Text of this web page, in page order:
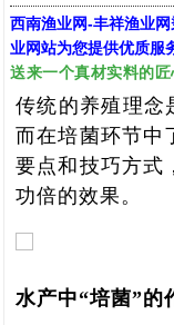
西南渔业网-丰祥渔业网
业网站为您提供优质服
送来一个真材实料的匠
传统的养殖理念
而在培菌环节中
要点和技巧方式
功倍的效果。
水产中“培菌”的